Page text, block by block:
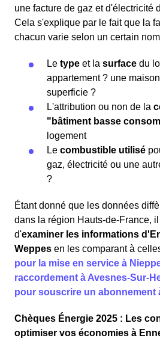
une facture de gaz et d'électricité
Cela s'explique par le fait que la
chacun varie selon un certain
Le type et la surface du
appartement ? une
superficie ?
L'attribution ou non de la
"bâtiment basse
logement
Le combustible utilisé
gaz, électricité ou une
?
Étant donné que les données
dans la région Hauts-de-France,
d'examiner les informations
Weppes en les comparant à
pour la mise en service à
raccordement à Avesnes-Sur-
pour souscrire un abonnement
Chèques Énergie 2025 : Les
optimiser vos économies à